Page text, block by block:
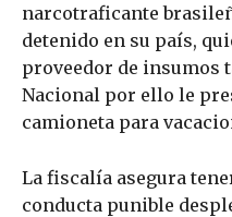
narcotraficante
detenido en su país,
proveedor de insumos
Nacional por ello le
camioneta para
La fiscalía asegura
conducta punible